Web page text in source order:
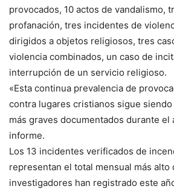
provocados, 10 actos de vandalismo,
profanación, tres incidentes de
dirigidos a objetos religiosos, tres
violencia combinados, un caso de
interrupción de un servicio religioso.
«Esta continua prevalencia de
contra lugares cristianos sigue
más graves documentados durante el
informe.
Los 13 incidentes verificados de
representan el total mensual más alto
investigadores han registrado este